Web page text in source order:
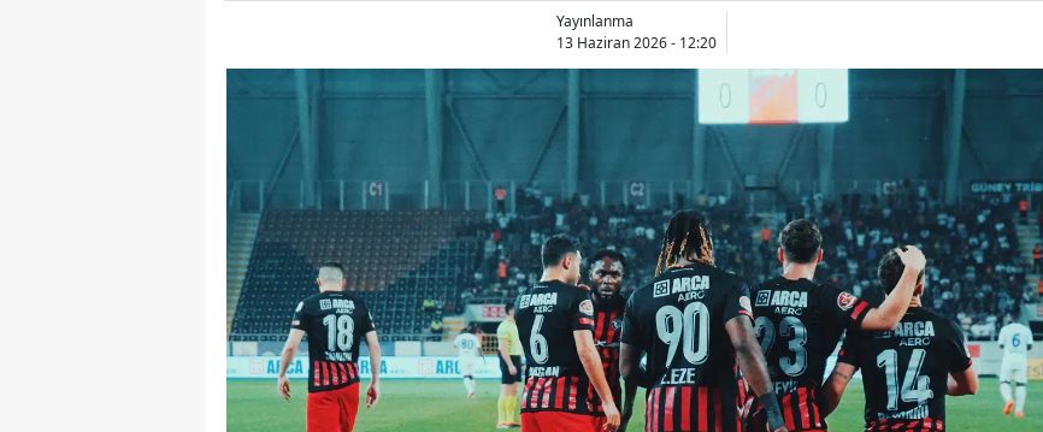
Bolu
Çanakkale
Çankırı
Çorum
Denizli
Diyarbakır
Yayınlanma
13 Haziran 2026 - 12:20